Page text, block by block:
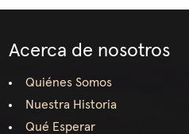
Acerca de nosotros
Quiénes Somos
Nuestra Historia
Qué Esperar